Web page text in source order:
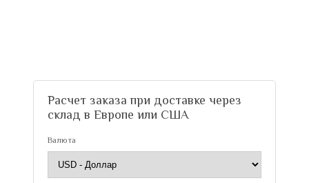
Расчет заказа при доставке через
склад в Европе или США
Валюта